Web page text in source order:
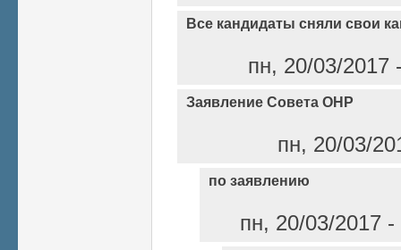
Все кандидаты сняли свои
пн, 20/03/
Заявление Совета ОНР
пн, 20/03/
по заявлению
пн, 20/03/2017